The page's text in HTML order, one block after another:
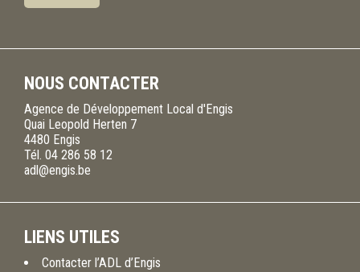
NOUS CONTACTER
Agence de Développement Local d'Engis
Quai Leopold Herten 7
4480 Engis
Tél. 04 286 58 12
adl@engis.be
LIENS UTILES
Contacter l’ADL d’Engis